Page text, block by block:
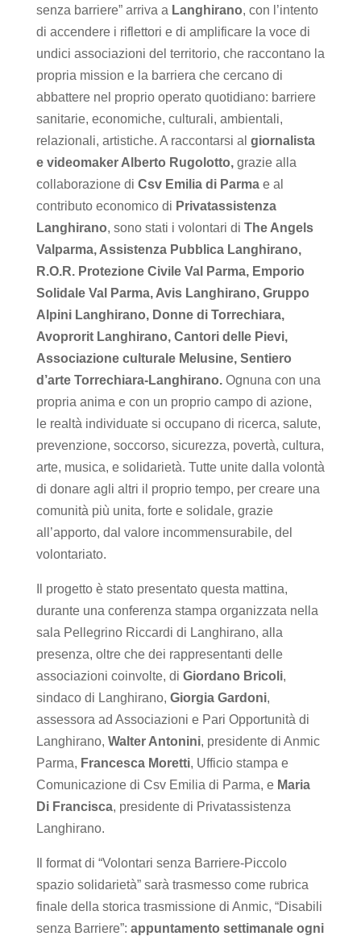
senza barriere” arriva a Langhirano, con l’intento
di accendere i riflettori e di amplificare la voce di
undici associazioni del territorio, che raccontano la
propria mission e la barriera che cercano di
abbattere nel proprio operato quotidiano: barriere
sanitarie, economiche, culturali, ambientali,
relazionali, artistiche. A raccontarsi al giornalista
e videomaker Alberto Rugolotto,grazie alla
collaborazione di Csv Emilia di Parmae al
contributo economico di Privatassistenza
Langhirano, sono stati i volontari di The Angels
Valparma, Assistenza Pubblica Langhirano,
R.O.R. Protezione Civile Val Parma, Emporio
Solidale Val Parma, Avis Langhirano, Gruppo
Alpini Langhirano, Donne di Torrechiara,
Avoprorit Langhirano, Cantori delle Pievi,
Associazione culturale Melusine, Sentiero
d’arte Torrechiara-Langhirano. Ognuna con una
propria anima e con un proprio campo di azione,
le realtà individuate si occupano di ricerca, salute,
prevenzione, soccorso, sicurezza, povertà, cultura,
arte, musica, e solidarietà. Tutte unite dalla volontà
di donare agli altri il proprio tempo, per creare una
comunità più unita, forte e solidale, grazie
all’apporto, dal valore incommensurabile, del
volontariato.
Il progetto è stato presentato questa mattina,
durante una conferenza stampa organizzata nella
sala Pellegrino Riccardi di Langhirano, alla
presenza, oltre che dei rappresentanti delle
associazioni coinvolte, di Giordano Bricoli,
sindaco di Langhirano, Giorgia Gardoni,
assessora ad Associazioni e Pari Opportunità di
Langhirano, Walter Antonini, presidente di Anmic
Parma, Francesca Moretti, Ufficio stampa e
Comunicazione di Csv Emilia di Parma, e Maria
Di Francisca, presidente di Privatassistenza
Langhirano.
Il format di “Volontari senza Barriere-Piccolo
spazio solidarietà” sarà trasmesso come rubrica
finale della storica trasmissione di Anmic, “Disabili
senza Barriere”: appuntamento settimanale ogni